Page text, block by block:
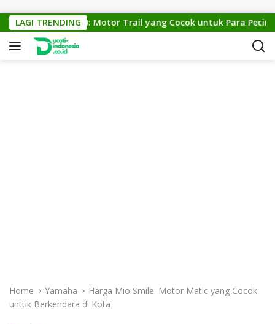
LAGI TRENDING
KTM Cross 150: Motor Trail yang Cocok untuk Para Pecinta
Home Yamaha
Harga Mio Smile: Motor Matic yang Cocok
untuk Berkendara di Kota